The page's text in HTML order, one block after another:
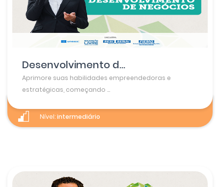
Desenvolvimento d...
Aprimore suas habilidades empreendedoras e
estratégicas, começando ...
Nível:intermediário